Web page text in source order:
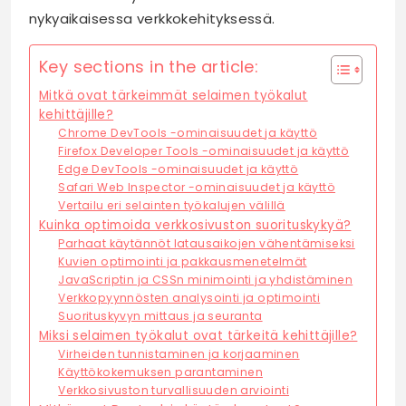
nykyaikaisessa verkkokehityksessä.
Key sections in the article:
Mitkä ovat tärkeimmät selaimen työkalut
kehittäjille?
Chrome DevTools -ominaisuudet ja käyttö
Firefox Developer Tools -ominaisuudet ja käyttö
Edge DevTools -ominaisuudet ja käyttö
Safari Web Inspector -ominaisuudet ja käyttö
Vertailu eri selainten työkalujen välillä
Kuinka optimoida verkkosivuston suorituskykyä?
Parhaat käytännöt latausaikojen vähentämiseksi
Kuvien optimointi ja pakkausmenetelmät
JavaScriptin ja CSSn minimointi ja yhdistäminen
Verkkopyynnösten analysointi ja optimointi
Suorituskyvyn mittaus ja seuranta
Miksi selaimen työkalut ovat tärkeitä kehittäjille?
Virheiden tunnistaminen ja korjaaminen
Käyttökokemuksen parantaminen
Verkkosivuston turvallisuuden arviointi